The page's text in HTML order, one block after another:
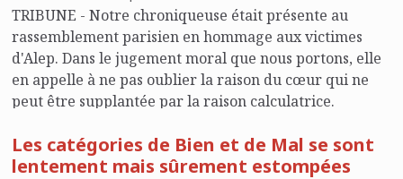
TRIBUNE - Notre chroniqueuse était présente au
rassemblement parisien en hommage aux victimes
d'Alep. Dans le jugement moral que nous portons, elle
en appelle à ne pas oublier la raison du cœur qui ne
peut être supplantée par la raison calculatrice.
Les catégories de Bien et de Mal se sont
lentement mais sûrement estompées